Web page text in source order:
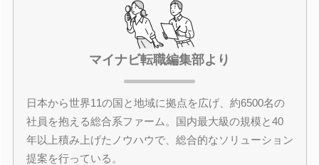
マイナビ転職編集部より
日本から世界11の国と地域に拠点を広げ、約6500名の
社員を抱える総合系ファーム。国内最大級の規模と40
年以上積み上げたノウハウで、総合的なソリューション
提案を行っている。